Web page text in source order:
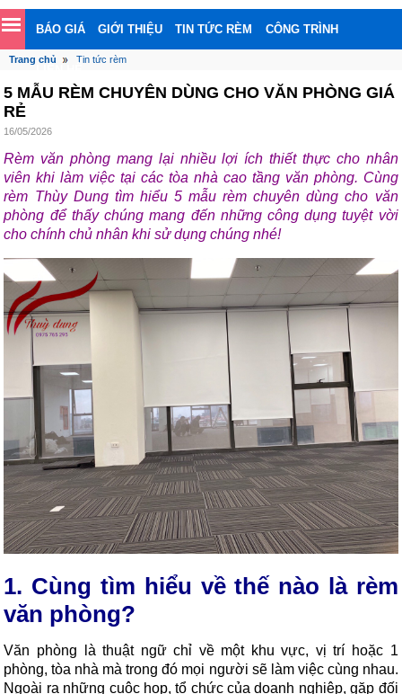
BÁO GIÁ GIỚI THIỆU TIN TỨC RÈM CÔNG TRÌNH
Trang chủ Tin tức rèm
5 MẪU RÈM CHUYÊN DÙNG CHO VĂN PHÒNG GIÁ
RẺ
16/05/2026
Rèm văn phòng mang lại nhiều lợi ích thiết thực cho nhân
viên khi làm việc tại các tòa nhà cao tầng văn phòng. Cùng
rèm Thùy Dung tìm hiểu 5 mẫu rèm chuyên dùng cho văn
phòng để thấy chúng mang đến những công dụng tuyệt vời
cho chính chủ nhân khi sử dụng chúng nhé!
1. Cùng tìm hiểu về thế nào là rèm
văn phòng?
Văn phòng là thuật ngữ chỉ về một khu vực, vị trí hoặc 1
phòng, tòa nhà mà trong đó mọi người sẽ làm việc cùng nhau.
Ngoài ra những cuộc họp, tổ chức của doanh nghiệp, gặp đối